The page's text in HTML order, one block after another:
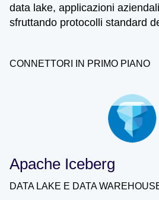
data lake, applicazioni
sfruttando protocolli standard
CONNETTORI IN PRIMO PIANO
Apache Iceberg
DATA LAKE E DATA